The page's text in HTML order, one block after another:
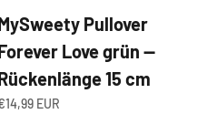
Pullover
Love grün —
15 cm
EUR